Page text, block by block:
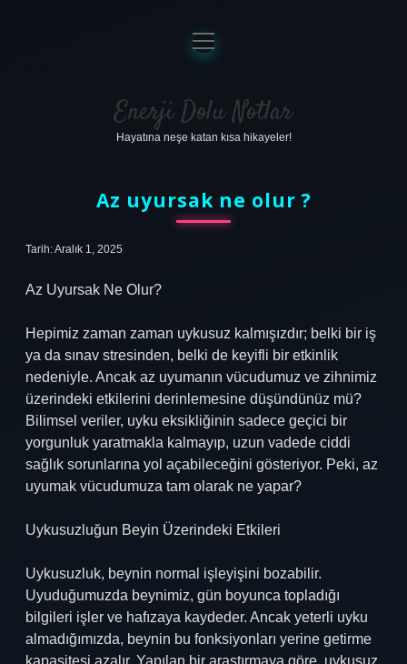
Anasayfa
Gizlilik Politikası
Yasal Uyarı
menüyü
aç
Enerji Dolu Notlar
Hayatına neşe katan kısa hikayeler!
Az uyursak ne olur ?
Tarih: Aralık 1, 2025
Az Uyursak Ne Olur?
Hepimiz zaman zaman uykusuz kalmışızdır; belki bir iş
ya da sınav stresinden, belki de keyifli bir etkinlik
nedeniyle. Ancak az uyumanın vücudumuz ve zihnimiz
üzerindeki etkilerini derinlemesine düşündünüz mü?
Bilimsel veriler, uyku eksikliğinin sadece geçici bir
yorgunluk yaratmakla kalmayıp, uzun vadede ciddi
sağlık sorunlarına yol açabileceğini gösteriyor. Peki, az
uyumak vücudumuza tam olarak ne yapar?
Uykusuzluğun Beyin Üzerindeki Etkileri
Uykusuzluk, beynin normal işleyişini bozabilir.
Uyuduğumuzda beynimiz, gün boyunca topladığı
bilgileri işler ve hafızaya kaydeder. Ancak yeterli uyku
almadığımızda, beynin bu fonksiyonları yerine getirme
kapasitesi azalır. Yapılan bir araştırmaya göre, uykusuz